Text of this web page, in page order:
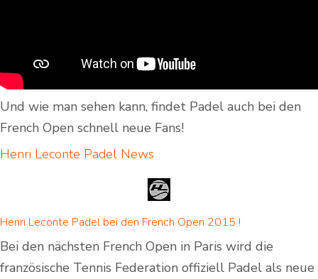
Und wie man sehen kann, findet Padel auch bei den
French Open schnell neue Fans!
Henri Leconte Padel News
Henri Leconte Padel bei den French Open 2015 !
Bei den nächsten French Open in Paris wird die
französische Tennis Federation offiziell Padel als neue